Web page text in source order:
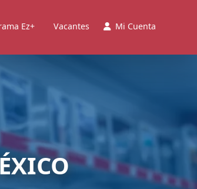
Ez+ Vacantes Mi Cuenta